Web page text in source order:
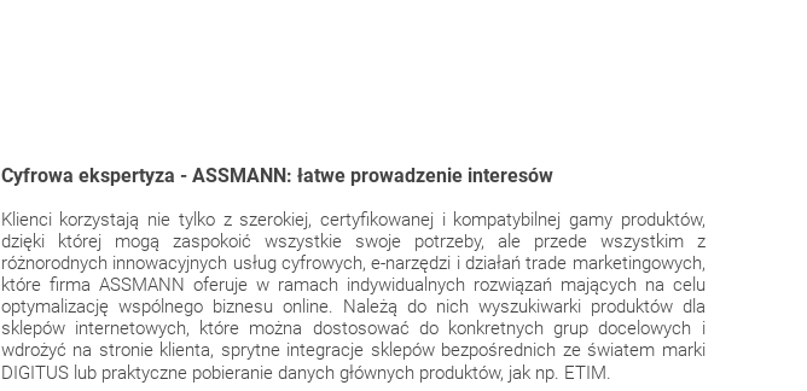
Cyfrowa ekspertyza - ASSMANN: łatwe prowadzenie interesów
Klienci korzystają nie tylko z szerokiej, certyfikowanej i kompatybilnej gamy produktów,
dzięki której mogą zaspokoić wszystkie swoje potrzeby, ale przede wszystkim z
różnorodnych innowacyjnych usług cyfrowych, e-narzędzi i działań trade marketingowych,
które firma ASSMANN oferuje w ramach indywidualnych rozwiązań mających na celu
optymalizację wspólnego biznesu online. Należą do nich wyszukiwarki produktów dla
sklepów internetowych, które można dostosować do konkretnych grup docelowych i
wdrożyć na stronie klienta, sprytne integracje sklepów bezpośrednich ze światem marki
DIGITUS lub praktyczne pobieranie danych głównych produktów, jak np. ETIM.